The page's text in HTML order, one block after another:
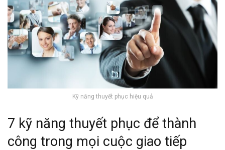
Kỹ năng thuyết phục hiệu quả
7 kỹ năng thuyết phục để thành
công trong mọi cuộc giao tiếp